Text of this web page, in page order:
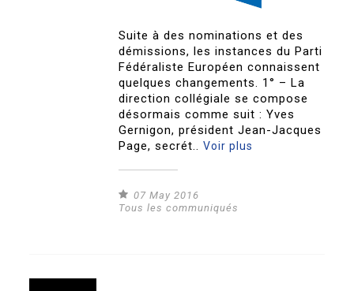
Suite à des nominations et des
démissions, les instances du Parti
Fédéraliste Européen connaissent
quelques changements. 1° – La
direction collégiale se compose
désormais comme suit : Yves
Gernigon, président Jean-Jacques
Page, secrét..Voir plus
07 May 2016
Tous les communiqués